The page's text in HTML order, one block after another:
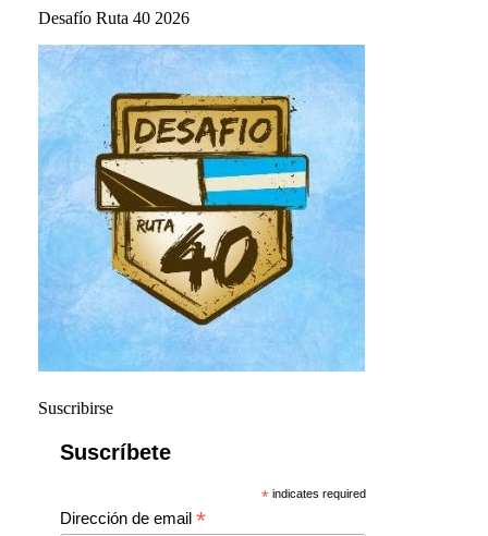
Desafío Ruta 40 2026
Suscribirse
Suscríbete
* indicates required
Dirección de email *